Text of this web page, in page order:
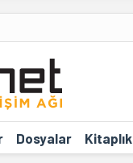
Dosyalar Kitaplık